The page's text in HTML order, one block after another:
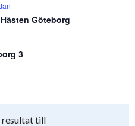
Göteborg
3
resultat till